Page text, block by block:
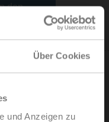
Über Cookies
und Anzeigen zu
den